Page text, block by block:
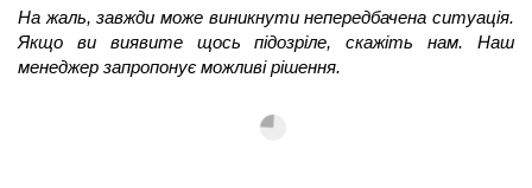
На жаль, завжди може виникнути непередбачена ситуація.
Якщо ви виявите щось підозріле, скажіть нам. Наш
менеджер запропонує можливі рішення.